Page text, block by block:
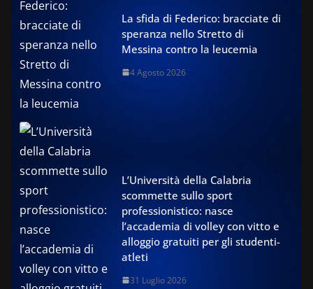
La sfida di Federico: bracciate di
speranza nello Stretto di
Messina contro la leucemia
4 Agosto 2026
L’Università della Calabria
scommette sullo sport
professionistico: nasce
l’accademia di volley con vitto e
alloggio gratuiti per gli studenti-
atleti
31 Luglio 2026